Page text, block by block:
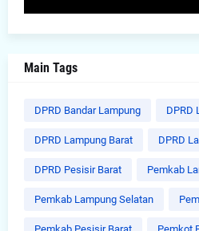
Main Tags
DPRD Bandar Lampung DPRD
DPRD Lampung Barat DPRD
DPRD Pesisir Barat Pemkab
Pemkab Lampung Selatan